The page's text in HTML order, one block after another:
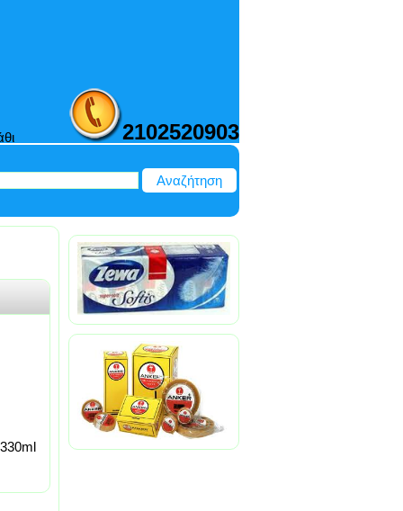
2102520903
Αναζήτηση